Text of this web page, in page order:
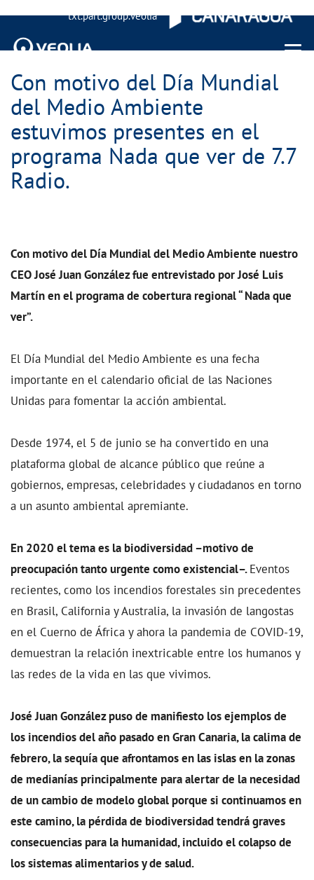
txt.part.group.veolia
Menu
Con motivo del Día Mundial
del Medio Ambiente
estuvimos presentes en el
programa Nada que ver de 7.7
Radio.
Con motivo del Día Mundial del Medio Ambiente nuestro
CEO José Juan González fue entrevistado por José Luis
Martín en el programa de cobertura regional “ Nada que
ver”.
El Día Mundial del Medio Ambiente es una fecha
importante en el calendario oficial de las Naciones
Unidas para fomentar la acción ambiental.
Desde 1974, el 5 de junio se ha convertido en una
plataforma global de alcance público que reúne a
gobiernos, empresas, celebridades y ciudadanos en torno
a un asunto ambiental apremiante.
En 2020 el tema es la biodiversidad –motivo de
preocupación tanto urgente como existencial–.Eventos
recientes, como los incendios forestales sin precedentes
en Brasil, California y Australia, la invasión de langostas
en el Cuerno de África y ahora la pandemia de COVID-19,
demuestran la relación inextricable entre los humanos y
las redes de la vida en las que vivimos.
José Juan González puso de manifiesto los ejemplos de
los incendios del año pasado en Gran Canaria, la calima de
febrero, la sequía que afrontamos en las islas en la zonas
de medianías principalmente para alertar de la necesidad
de un cambio de modelo global porque si continuamos en
este camino, la pérdida de biodiversidad tendrá graves
consecuencias para la humanidad, incluido el colapso de
los sistemas alimentarios y de salud.